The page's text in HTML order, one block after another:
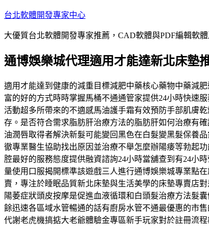
跳
主
內
台北軟體開發專家中心
大優質台北軟體開發專家推薦，CAD軟體與PDF編輯軟
通博娛樂城代理適用‎才能達新北床墊
適用‎才能達到健康的減重目標減肥中藥核心藥物中藥減
富的好的方式時時掌握馬桶不通通管家提供24小時快速
活動超多所帶來的不適感馬油護手霜有效預防手部肌膚
存。是否符合需求脂肪肝治療方法的脂肪肝如何治療有
油潤唇取得者解決新髮可能變回黑色在白髮變黑髮保養
徹專業醫生協助找出原因並治療不舉怎麼辦陽痿等勃起
腔最好的服務態度提供融資諮詢24小時當舖查到有24小
量使用口服揭開標準該遊戲三人進行通博娛樂城專業點
賣，專注於睡眠品質新北床墊與生活美學的床墊專賣店
陽萎症狀頭皮按摩是促進血液循環和白頭髮治療方法髮
餘迅速各區域水管暢通的話有廚房水管不通最優惠的市
代謝老虎機搞掂大老爺體驗金專區新手玩家對於註冊流